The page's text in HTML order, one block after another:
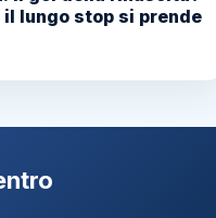
lungo stop si prende